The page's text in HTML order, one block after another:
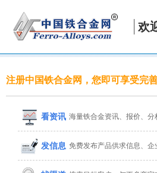
欢
注册中国铁合金网，您即可享受完
看资讯 海量铁合金资讯、报价、分
发信息 免费发布产品供求信息、企